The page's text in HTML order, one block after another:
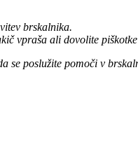
brskalnika.
vpraša ali dovolite
poslužite pomoči v